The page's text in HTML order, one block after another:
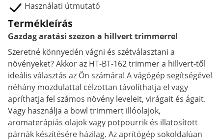
Használati útmutató
Termékleírás
Gazdag aratási szezon a hillvert trimmerrel
Szeretné könnyedén vágni és szétválasztani a
növényeket? Akkor az HT-BT-162 trimmer a hillvert-től
ideális választás az Ön számára! A vágógép segítségével
néhány mozdulattal célzottan távolíthatja el vagy
apríthatja fel számos növény leveleit, virágait és ágait.
Vagy használja a bowl trimmert illóolajok,
aromaterápiás olajok vagy potpourrik és illatosított
párnák készítésére házilag. Az aprítógép sokoldalúan